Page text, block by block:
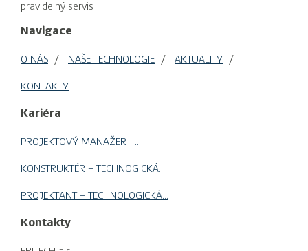
pravidelný servis
Navigace
O NÁS NAŠE TECHNOLOGIE AKTUALITY
KONTAKTY
Kariéra
PROJEKTOVÝ MANAŽER –…
KONSTRUKTÉR – TECHNOGICKÁ…
PROJEKTANT – TECHNOLOGICKÁ…
Kontakty